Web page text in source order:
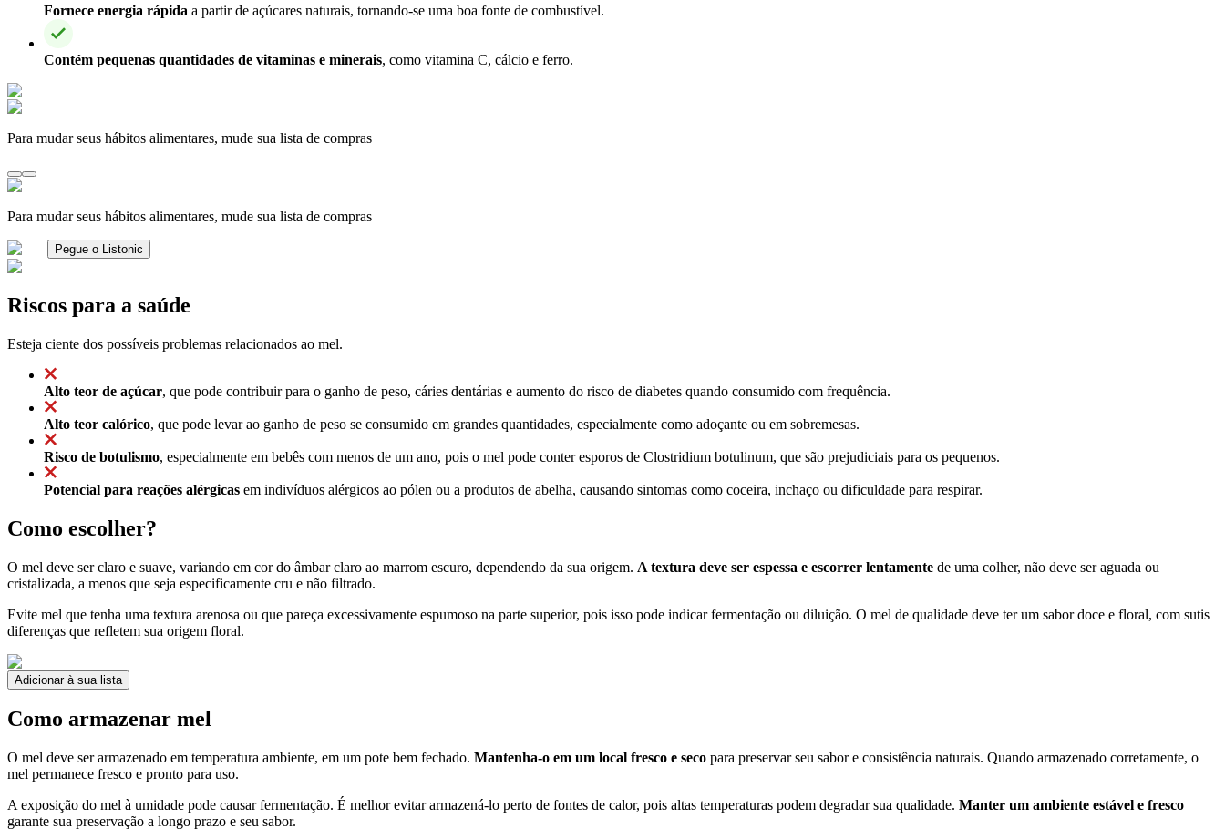
Fornece energia rápida a partir de açúcares naturais, tornando-se uma boa fonte de combustível.
Contém pequenas quantidades de vitaminas e minerais, como vitamina C, cálcio e ferro.
Para mudar seus hábitos alimentares, mude sua lista de compras
Para mudar seus hábitos alimentares, mude sua lista de compras
Pegue o Listonic
Riscos para a saúde
Esteja ciente dos possíveis problemas relacionados ao mel.
Alto teor de açúcar, que pode contribuir para o ganho de peso, cáries dentárias e aumento do risco de diabetes quando consumido com frequência.
Alto teor calórico, que pode levar ao ganho de peso se consumido em grandes quantidades, especialmente como adoçante ou em sobremesas.
Risco de botulismo, especialmente em bebês com menos de um ano, pois o mel pode conter esporos de Clostridium botulinum, que são prejudiciais para os pequenos.
Potencial para reações alérgicas em indivíduos alérgicos ao pólen ou a produtos de abelha, causando sintomas como coceira, inchaço ou dificuldade para respirar.
Como escolher?
O mel deve ser claro e suave, variando em cor do âmbar claro ao marrom escuro, dependendo da sua origem. A textura deve ser espessa e escorrer lentamente de uma colher, não deve ser aguada ou
cristalizada, a menos que seja especificamente cru e não filtrado.
Evite mel que tenha uma textura arenosa ou que pareça excessivamente espumoso na parte superior, pois isso pode indicar fermentação ou diluição. O mel de qualidade deve ter um sabor doce e floral, com sutis
diferenças que refletem sua origem floral.
Adicionar à sua lista
Como armazenar mel
O mel deve ser armazenado em temperatura ambiente, em um pote bem fechado. Mantenha-o em um local fresco e seco para preservar seu sabor e consistência naturais. Quando armazenado corretamente, o
mel permanece fresco e pronto para uso.
A exposição do mel à umidade pode causar fermentação. É melhor evitar armazená-lo perto de fontes de calor, pois altas temperaturas podem degradar sua qualidade. Manter um ambiente estável e fresco
garante sua preservação a longo prazo e seu sabor.